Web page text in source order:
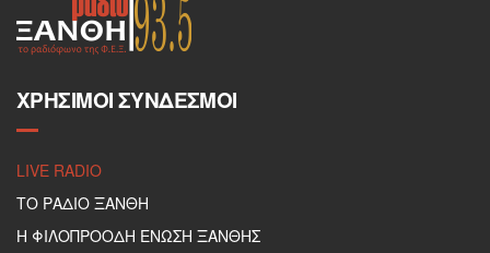
ΧΡΉΣΙΜΟΙ ΣΎΝΔΕΣΜΟΙ
LIVE RADIO
ΤΟ ΡΑΔΙΟ ΞΑΝΘΗ
Η ΦΙΛΟΠΡΟΟΔΗ ΕΝΩΣΗ ΞΑΝΘΗΣ